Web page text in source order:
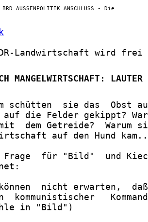
AUSSENPOLITIK ANSCHLUSS - Die
Landwirtschaft wird frei
MANGELWIRTSCHAFT: LAUTER
schütten  sie das  Obst
auf die Felder gekippt?
dem Getreide?  Warum
auf den Hund
Frage  für "Bild"  und
nicht erwarten,
kommunistischer
in "Bild")